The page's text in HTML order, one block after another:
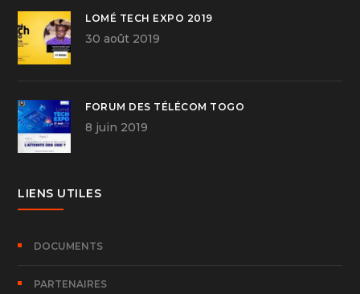
LOMÉ TECH EXPO 2019
30 août 2019
FORUM DES TÉLÉCOM TOGO
8 juin 2019
LIENS UTILES
DOCUMENTS
PARTENAIRES